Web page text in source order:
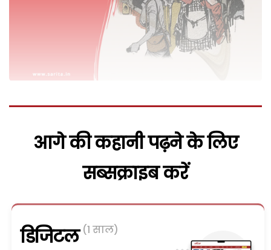
आगे की कहानी पढ़ने के लिए
सब्सक्राइब करें
डिजिटल (1 साल)